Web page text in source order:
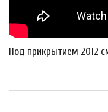
Под прикрытием 2012